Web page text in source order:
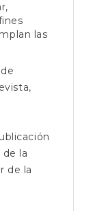
las
la
de la